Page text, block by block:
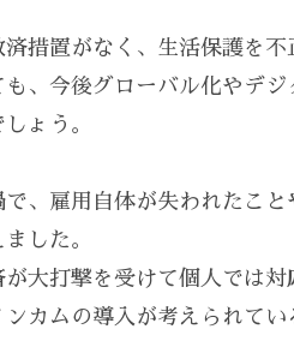
措置がなく、生活保護を不
、今後グローバル化やデ
ょう。
、雇用自体が失われたこ
した。
大打撃を受けて個人では
カムの導入が考えられてい